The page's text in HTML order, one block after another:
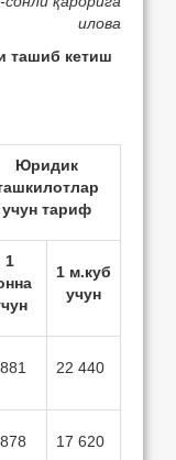
илова
ташиб кетиш
Юридик
учун тариф
1
1 м.куб
учун
22 440
17 620